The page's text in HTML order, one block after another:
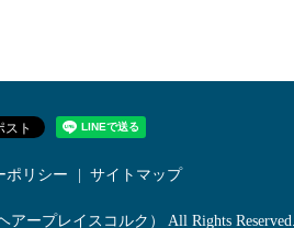
ポリシー サイトマップ
アープレイスコルク） All Rights Reserved.